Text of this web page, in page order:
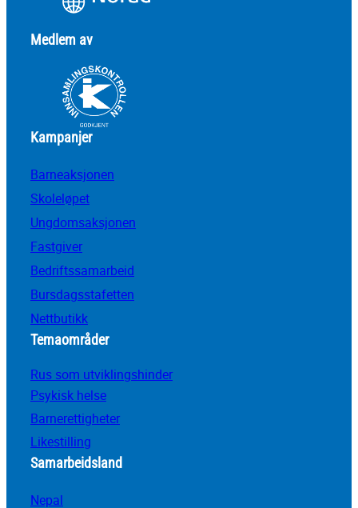
Medlem av
Kampanjer
Barneaksjonen
Skoleløpet
Ungdomsaksjonen
Fastgiver
Bedriftssamarbeid
Bursdagsstafetten
Nettbutikk
Temaområder
Rus som utviklingshinder
Psykisk helse
Barnerettigheter
Likestilling
Samarbeidsland
Nepal